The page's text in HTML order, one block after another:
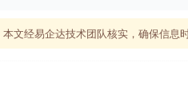
本文经易企达技术团队核实，确保信息